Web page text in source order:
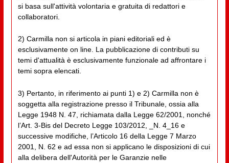
si basa sull'attività volontaria e gratuita di redattori e
collaboratori.
2) Carmilla non si articola in piani editoriali ed è
esclusivamente on line. La pubblicazione di contributi su
temi d'attualità è esclusivamente funzionale ad affrontare i
temi sopra elencati.
3) Pertanto, in riferimento ai punti 1) e 2) Carmilla non è
soggetta alla registrazione presso il Tribunale, ossia alla
Legge 1948 N. 47, richiamata dalla Legge 62/2001, nonché
l’Art. 3-Bis del Decreto Legge 103/2012, _N. 4_16 e
successive modifiche, l’Articolo 16 della Legge 7 Marzo
2001, N. 62 e ad essa non si applicano le disposizioni di cui
alla delibera dell'Autorità per le Garanzie nelle